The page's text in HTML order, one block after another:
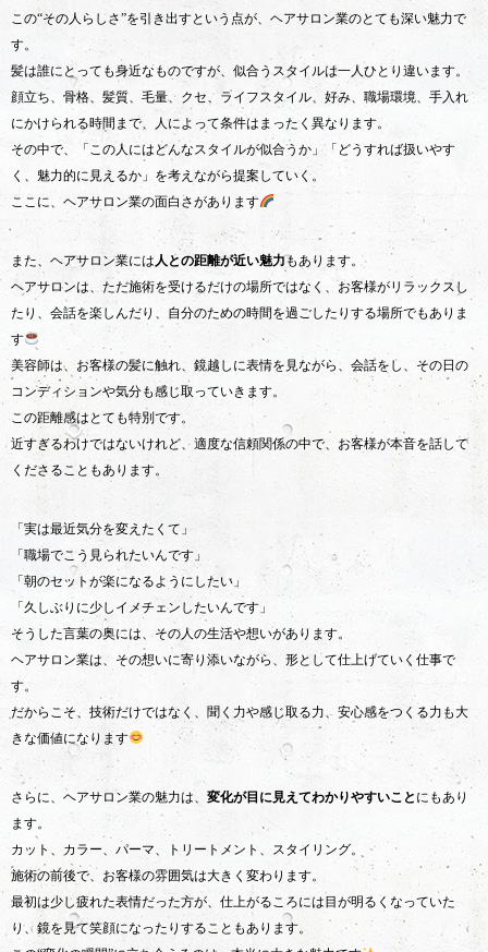
この“その人らしさ”を引き出すという点が、ヘアサロン業のとても深い魅力で
す。
髪は誰にとっても身近なものですが、似合うスタイルは一人ひとり違います。
顔立ち、骨格、髪質、毛量、クセ、ライフスタイル、好み、職場環境、手入れ
にかけられる時間まで、人によって条件はまったく異なります。
その中で、「この人にはどんなスタイルが似合うか」「どうすれば扱いやす
く、魅力的に見えるか」を考えながら提案していく。
ここに、ヘアサロン業の面白さがあります
また、ヘアサロン業には人との距離が近い魅力もあります。
ヘアサロンは、ただ施術を受けるだけの場所ではなく、お客様がリラックスし
たり、会話を楽しんだり、自分のための時間を過ごしたりする場所でもありま
す
美容師は、お客様の髪に触れ、鏡越しに表情を見ながら、会話をし、その日の
コンディションや気分も感じ取っていきます。
この距離感はとても特別です。
近すぎるわけではないけれど、適度な信頼関係の中で、お客様が本音を話して
くださることもあります。
「実は最近気分を変えたくて」
「職場でこう見られたいんです」
「朝のセットが楽になるようにしたい」
「久しぶりに少しイメチェンしたいんです」
そうした言葉の奥には、その人の生活や想いがあります。
ヘアサロン業は、その想いに寄り添いながら、形として仕上げていく仕事で
す。
だからこそ、技術だけではなく、聞く力や感じ取る力、安心感をつくる力も大
きな価値になります
さらに、ヘアサロン業の魅力は、 変化が目に見えてわかりやすいこと にもあり
ます。
カット、カラー、パーマ、トリートメント、スタイリング。
施術の前後で、お客様の雰囲気は大きく変わります。
最初は少し疲れた表情だった方が、仕上がるころには目が明るくなっていた
り、鏡を見て笑顔になったりすることもあります。